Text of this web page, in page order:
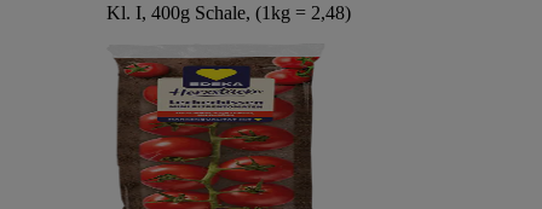
Kl. I, 400g Schale, (1kg = 2,48)